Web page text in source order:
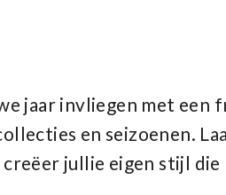
jaar invliegen met
en seizoenen.
creëer jullie eigen stijl